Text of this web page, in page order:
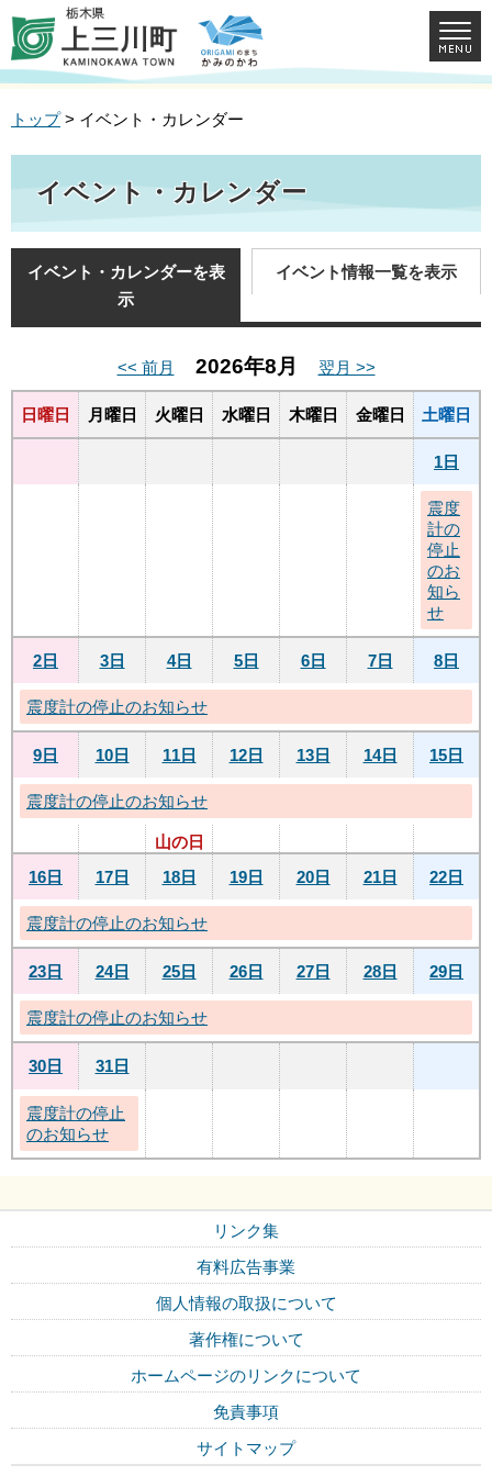
トップ> イベント・カレンダー
イベント・カレンダー
イベント・カレンダーを表
示
イベント情報一覧を表示
<< 前月 2026年8月 翌月 >>
日曜日 月曜日 火曜日 水曜日 木曜日 金曜日 土曜日
1日
震度
計の
停止
のお
知ら
せ
2日 3日 4日 5日 6日 7日 8日
震度計の停止のお知らせ
9日 10日 11日 12日 13日 14日 15日
震度計の停止のお知らせ
山の日
16日
17日 18日 19日 20日 21日 22日
震度計の停止のお知らせ
23日 24日 25日 26日 27日 28日 29日
震度計の停止のお知らせ
30日 31日
震度計の停止
のお知らせ
リンク集
有料広告事業
個人情報の取扱について
著作権について
ホームページのリンクについて
免責事項
サイトマップ